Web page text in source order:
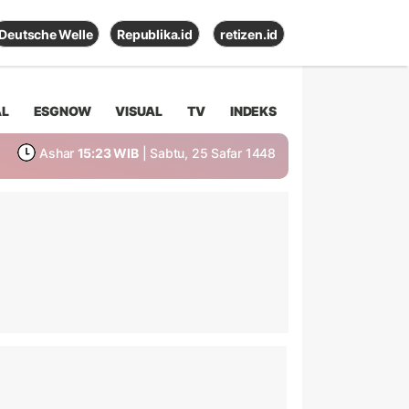
Deutsche Welle Republika.id retizen.id
ESGNOW VISUAL TV INDEKS
Ashar 15:23 WIB | Sabtu, 25 Safar 1448